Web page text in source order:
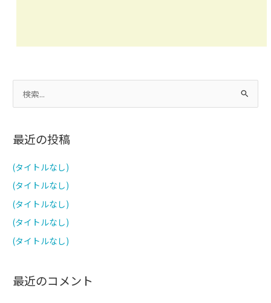
索
象
最近の投稿
(タイトルなし)
(タイトルなし)
(タイトルなし)
(タイトルなし)
(タイトルなし)
最近のコメント